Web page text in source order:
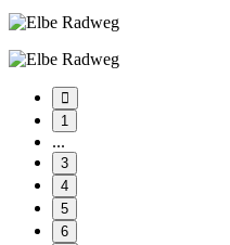
1
...
3
4
5
6